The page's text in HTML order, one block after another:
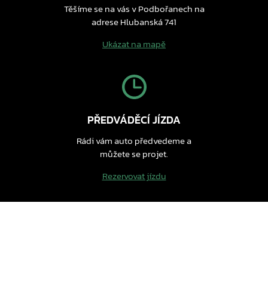
Těšíme se na vás v Podbořanech na
adrese Hlubanská 741
Ukázat na mapě
PŘEDVÁDĚCÍ JÍZDA
Rádi vám auto předvedeme a
můžete se projet.
Rezervovat jízdu